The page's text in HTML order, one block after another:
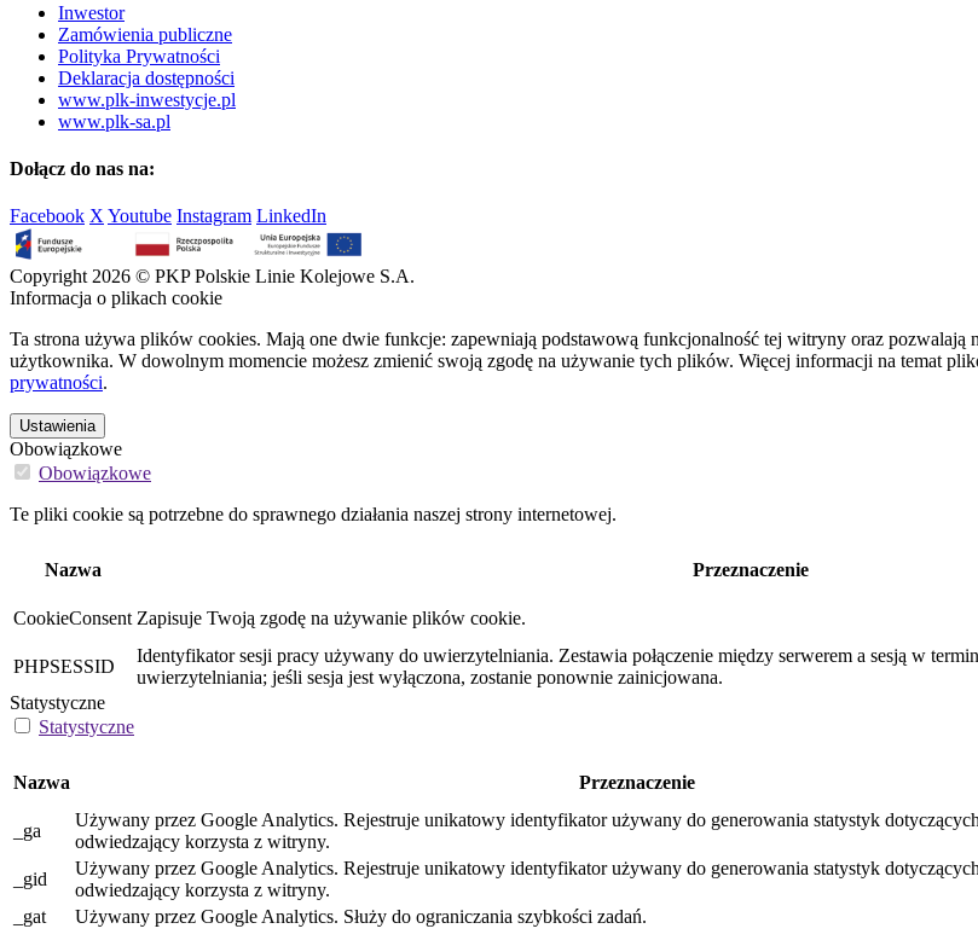
Inwestor
Zamówienia publiczne
Polityka Prywatności
Deklaracja dostępności
www.plk-inwestycje.pl
www.plk-sa.pl
Dołącz do nas na:
Facebook X Youtube Instagram LinkedIn
Copyright 2026 © PKP Polskie Linie Kolejowe S.A.
Informacja o plikach cookie
Ta strona używa plików cookies. Mają one dwie funkcje: zapewniają podstawową funkcjonalność tej witryny oraz pozwalają
użytkownika. W dowolnym momencie możesz zmienić swoją zgodę na używanie tych plików. Więcej informacji na temat
prywatności.
Ustawienia
Obowiązkowe
Obowiązkowe
Te pliki cookie są potrzebne do sprawnego działania naszej strony internetowej.
Nazwa Przeznaczenie
CookieConsent Zapisuje Twoją zgodę na używanie plików cookie.
PHPSESSID
Identyfikator sesji pracy używany do uwierzytelniania. Zestawia połączenie między serwerem a sesją w
uwierzytelniania; jeśli sesja jest wyłączona, zostanie ponownie zainicjowana.
Statystyczne
Statystyczne
Nazwa Przeznaczenie
_ga
Używany przez Google Analytics. Rejestruje unikatowy identyfikator używany do generowania statystyk
odwiedzający korzysta z witryny.
_gid
Używany przez Google Analytics. Rejestruje unikatowy identyfikator używany do generowania statystyk
odwiedzający korzysta z witryny.
_gat
Używany przez Google Analytics. Służy do ograniczania szybkości zadań.